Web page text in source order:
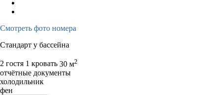
Смотреть фото номера
Стандарт у бассейна
2 гостя 1 кровать 30 м2
отчётные документы
холодильник
фен